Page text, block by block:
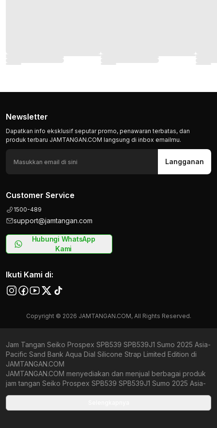
Newsletter
Dapatkan info eksklusif seputar promo, penawaran terbatas, dan
produk terbaru JAMTANGAN.COM langsung di inbox emailmu.
Langganan
Customer Service
1500-489
support@jamtangan.com
Hubungi WhatsApp
Kami
Ikuti Kami di:
Copyright © 2026 JAMTANGAN.COM, All Rights Reserved.
Jam Tangan Seiko Prospex SPB539 SPB539J1 Sumo 2025 Asia-
Pacific Sand Bank Aqua Dial Silicone Strap Limited Edition di
JAMTANGAN.COM
JAMTANGAN.COM menyediakan dan menjual berbagai produk
jam tangan Seiko Prospex SPB539 SPB539J1 Sumo 2025 Asia-
Pacific Sand Bank Aqua Dial Silicone Strap Limited Edition
Warranty). Kami berkomitmen untuk memberi penawaran terbaik